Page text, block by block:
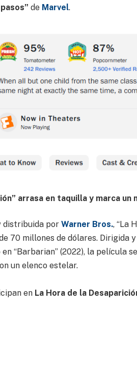
de Marvel.
arrasa en taquilla y marca
distribuida por Warner Bros., “La
70 millones de dólares. Dirigida
“Barbarian” (2022), la película
un elenco estelar.
en La Hora de la